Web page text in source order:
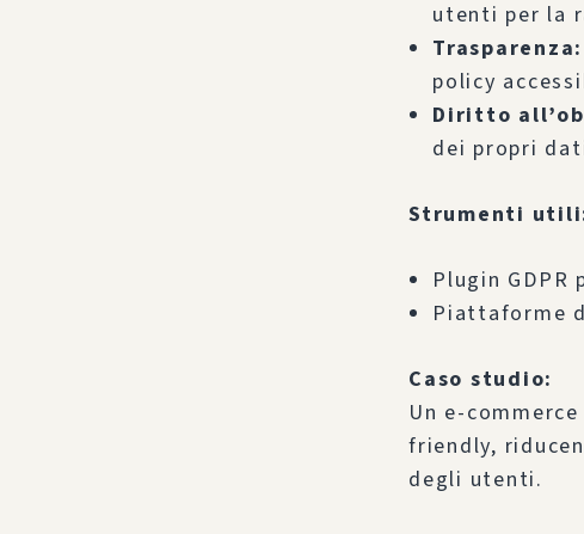
utenti per la
Trasparenza:
policy
Diritto
dei propri
Strumenti
Plugin GDPR
Piattaforme
Caso studio:
Un e-
friendly,
degli utenti.